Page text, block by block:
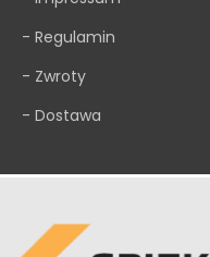
- Regulamin
- Zwroty
- Dostawa